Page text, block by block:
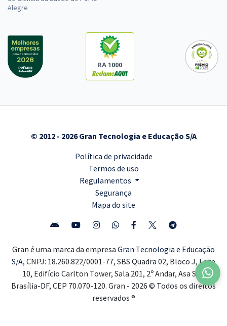
Alegre
RA 1000
© 2012 - 2026 Gran Tecnologia e Educação S/A
Política de privacidade
Termos de uso
Regulamentos
Segurança
Mapa do site
Gran é uma marca da empresa Gran Tecnologia e Educação
S/A, CNPJ: 18.260.822/0001-77, SBS Quadra 02, Bloco J, Lote
10, Edifício Carlton Tower, Sala 201, 2º Andar, Asa Sul,
Brasília-DF, CEP 70.070-120. Gran - 2026 © Todos os direitos
reservados ®